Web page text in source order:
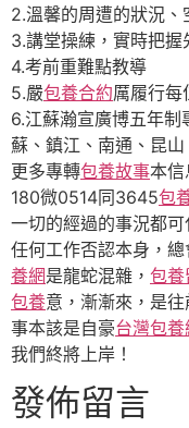
2.溫馨的周遭的狀況
3.講堂操練，實時把
4.考前重難點教導
5.嚴包養合約厲履行每
6.江蘇瀚宣廣博五年
蘇、鎮江、南通、昆
更多專轉包養故事本信
180微0514同3645包
一切的經過的事況都
任何工作否認本身，總
養網是龍蛇混雜， 包養
包養意，漸漸來，是
事本該是自豪台灣包養
我們終將上岸！
發佈留言